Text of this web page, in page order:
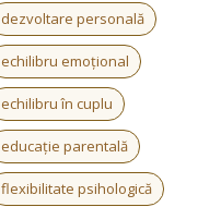
dezvoltare personală
echilibru emoțional
echilibru în cuplu
educație parentală
flexibilitate psihologică